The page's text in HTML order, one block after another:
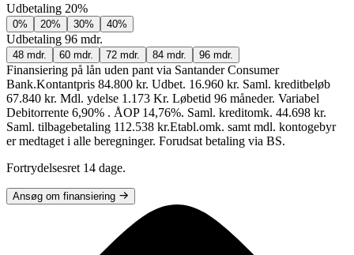
Udbetaling 20%
0% 20% 30% 40%
Udbetaling 96 mdr.
48 mdr. 60 mdr. 72 mdr. 84 mdr. 96 mdr.
Finansiering på lån uden pant via Santander Consumer
Bank.Kontantpris 84.800 kr. Udbet. 16.960 kr. Saml. kreditbeløb
67.840 kr. Mdl. ydelse 1.173 Kr. Løbetid 96 måneder. Variabel
Debitorrente 6,90% . ÅOP 14,76%. Saml. kreditomk. 44.698 kr.
Saml. tilbagebetaling 112.538 kr.Etabl.omk. samt mdl. kontogebyr
er medtaget i alle beregninger. Forudsat betaling via BS.
Fortrydelsesret 14 dage.
Ansøg om finansiering